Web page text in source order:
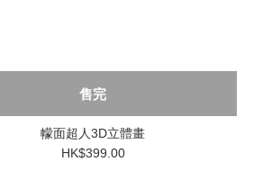
售完
幪面超人3D立體畫
HK$399.00